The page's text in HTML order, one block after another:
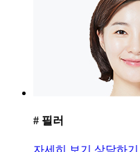
# 필러